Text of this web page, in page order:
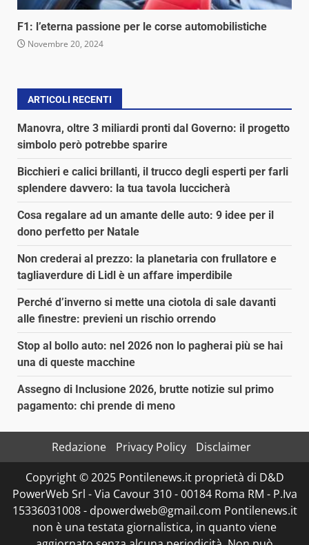
F1: l’eterna passione per le corse automobilistiche
Novembre 20, 2024
ARTICOLI RECENTI
Manovra, oltre 3 miliardi pronti dal Governo: il progetto
simbolo però potrebbe sparire
Bicchieri e calici brillanti, il trucco degli esperti per farli
splendere davvero: la tua tavola luccicherà
Cosa regalare ad un amante delle auto: 9 idee per il
dono perfetto per Natale
Non crederai al prezzo: la planetaria con frullatore e
tagliaverdure di Lidl è un affare imperdibile
Perché d’inverno si mette una ciotola di sale davanti
alle finestre: previeni un rischio orrendo
Stop al bollo auto: nel 2026 non lo pagherai più se hai
una di queste macchine
Assegno di Inclusione 2026, brutte notizie sul primo
pagamento: chi prende di meno
Redazione Privacy Policy
Disclaimer
Copyright © 2025 Pontilenews.it proprietà di D&D
PowerWeb Srl - Via Cavour 310 - 00184 Roma RM - P.Iva
15336031008 - dpowerdweb@gmail.com Pontilenews.it
non è una testata giornalistica, in quanto viene